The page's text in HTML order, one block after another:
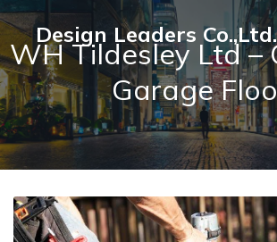
Design Leaders Co.,Ltd.
WH Tildesley Ltd –
Garage